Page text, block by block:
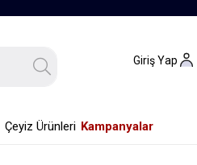
Giriş Yap
Çeyiz Ürünleri Kampanyalar